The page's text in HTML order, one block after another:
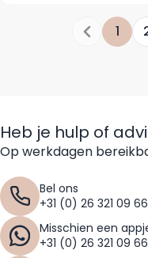
Je1
Heb je hulp of
Op werkdagen
Bel ons
+31 (0) 26 321 09 66
Misschien een
+31 (0) 26 321 09 66